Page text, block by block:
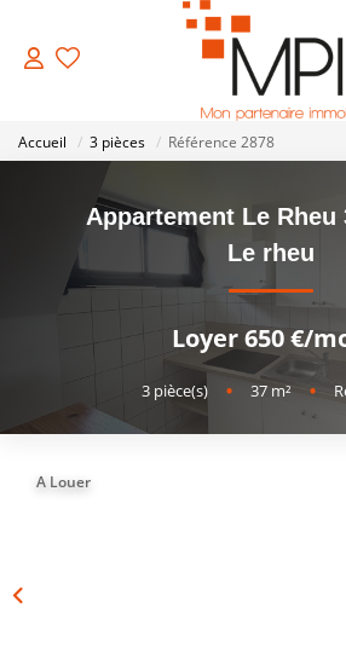
VENTES
Biens Vendus
LOCATIONS
ESTIMATION
Accueil 3 pièces Référence 2878
Appartement Le Rheu
Le rheu
Loyer 650 €/
3pièce(s) • 37m² •
A Louer